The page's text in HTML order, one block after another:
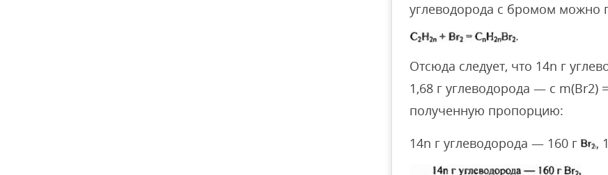
углеводорода с бромом можно
Отсюда следует, что 14n г
1,68 г углеводорода — с m(Br2)
полученную пропорцию:
14n г углеводорода — 160 г
,